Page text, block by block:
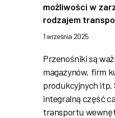
możliwości w
rodzajem
1 września 2025
Przenośniki są
magazynów, firm
produkcyjnych itp.
integralną część
transportu